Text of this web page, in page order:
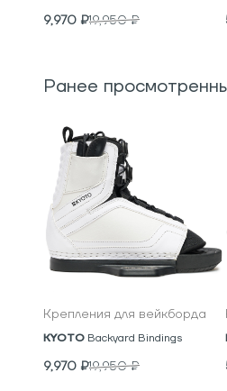
9,970 ₽19,950₽
Ранее
Крепления для вейкборда
KYOTO Backyard Bindings
9,970 ₽19,950₽